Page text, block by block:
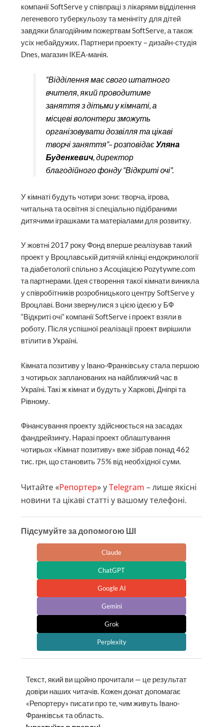
компанії SoftServe у співпраці з лікарями відділення
легеневого туберкульозу та менінгіту для дітей
завдяки благодійним пожертвам SoftServe, а також
усіх небайдужих. Партнери проекту – дизайн-студія
Dnes, магазин ІКЕА-манія.
“Відділення має свого штатного
вчителя, який проводитиме
заняття з дітьми у кімнаті, а
місцеві волонтери зможуть
організовувати дозвілля та цікаві
творчі заняття”– розповідаєУляна
Буденкевич, директор
благодійного фонду “Відкриті очі”.
У кімнаті будуть чотири зони: творча, ігрова,
читальна та освітня зі спеціально підібраними
дитячими іграшками та матеріалами для розвитку.
У жовтні 2017 року Фонд вперше реалізував такий
проект у Вроцлавській дитячій клініці ендокринології
та діабетології спільно з Асоціацією Pozytywne.com
та партнерами. Ідея створення такої кімнати виникла
у співробітників розробницького центру SoftServe у
Вроцлаві. Вони звернулися з цією ідеєю у БФ
“Відкриті очі” компанії SoftServe і проект взяли в
роботу. Після успішної реалізації проект вирішили
втілити в Україні.
Кімната позитиву у Івано-Франківську стала першою
з чотирьох запланованих на найближчий час в
Україні. Такі ж кімнат и будуть у Харкові, Дніпрі та
Рівному.
Фінансування проекту здійснюється на засадах
фандрейзингу. Наразі проект облаштування
чотирьох «Кімнат позитиву» вже зібрав понад 462
тис. грн, що становить 75% від необхідної суми.
Читайте «Репортер» уTelegram – лише якісні
новини та цікаві статті у вашому телефоні.
Підсумуйте за допомогою ШІ
Claude
ChatGPT
Google AI
Gemini
Grok
Perplexity
Текст, який ви щойно прочитали — це результат
довіри наших читачів. Кожен донат допомагає
«Репортеру» писати про те, чим живуть Івано-
Франківськ та область.